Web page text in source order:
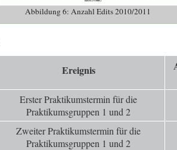
Abbildung 6: Anzahl Edits 2010/2011
Ereignis
Erster Praktikumstermin für die
Praktikumsgruppen 1 und 2
Zweiter Praktikumstermin für die
Praktikumsgruppen 1 und 2